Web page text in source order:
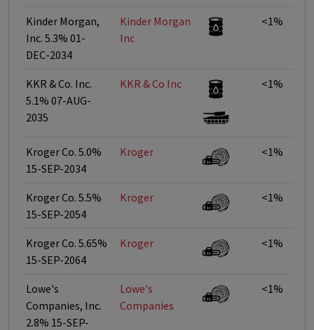
Kinder Morgan,
Inc. 5.3% 01-
DEC-2034
Kinder Morgan
Inc
<1%
KKR & Co. Inc.
5.1% 07-AUG-
2035
KKR & Co Inc <1%
Kroger Co. 5.0%
15-SEP-2034
Kroger <1%
Kroger Co. 5.5%
15-SEP-2054
Kroger <1%
Kroger Co. 5.65%
15-SEP-2064
Kroger <1%
Lowe's
Companies, Inc.
2.8% 15-SEP-
Lowe's
Companies
<1%